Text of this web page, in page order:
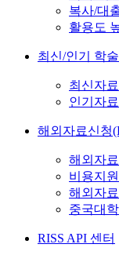
복사/대
활용도
최신/인기 학
최신자료
인기자료
해외자료신청
해외자
비용지
해외자
중국대
RISS API 센터